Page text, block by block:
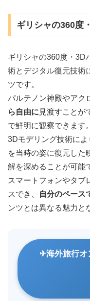
ギリシャの360度
ギリシャの360度・3D
術とデジタル復元技術
ツです。
パルテノン神殿やアク
ら自由に 見渡すことが
で鮮明に観察できます。
3Dモデリング技術に
を当時の姿に復元した
解を深めることが可能
スマートフォンやタブ
スでき、
自分のペース
ンツとは異なる魅力と
海外旅行オ